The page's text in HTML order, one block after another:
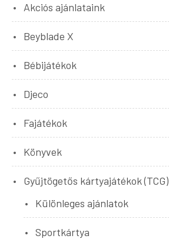
Akciós ajánlataink
Beyblade X
Bébijátékok
Djeco
Fajátékok
Könyvek
Gyűjtögetős kártyajátékok (TCG)
Különleges ajánlatok
Sportkártya